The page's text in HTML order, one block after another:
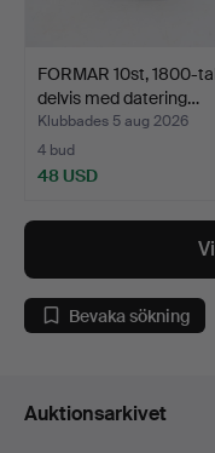
FORMAR 10st, 1800-
delvis med datering…
Klubbades 5 aug 2026
4 bud
48 USD
Bevaka sökning
Auktionsarkivet